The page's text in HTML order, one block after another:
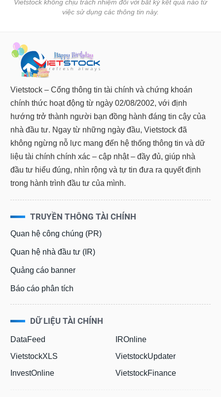
Vietstock không chịu trách nhiệm đối với bất kỳ kết quả nào từ
việc sử dụng các thông tin này.
Vietstock – Cổng thông tin tài chính và chứng khoán
chính thức hoạt động từ ngày 02/08/2002, với định
hướng trở thành người bạn đồng hành đáng tin cậy của
nhà đầu tư. Ngay từ những ngày đầu, Vietstock đã
không ngừng nỗ lực mang đến hệ thống thông tin và dữ
liệu tài chính chính xác – cập nhật – đầy đủ, giúp nhà
đầu tư hiểu đúng, nhìn rộng và tự tin đưa ra quyết định
trong hành trình đầu tư của mình.
TRUYỀN THÔNG TÀI CHÍNH
Quan hệ công chúng (PR)
Quan hệ nhà đầu tư (IR)
Quảng cáo banner
Báo cáo phân tích
DỮ LIỆU TÀI CHÍNH
DataFeed
VietstockXLS
InvestOnline
IROnline
VietstockUpdater
VietstockFinance
chính